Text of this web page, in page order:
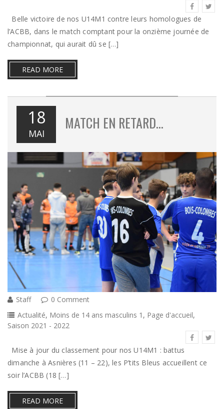
Belle victoire de nos U14M1 contre leurs homologues de
l’ACBB, dans le match comptant pour la onzième journée de
championnat, qui aurait dû se […]
READ MORE
18
MAI
MATCH EN RETARD…
Staff
0 Comment
Actualité, Moins de 14 ans masculins 1 , Page d'accueil,
Saison 2021 - 2022
Mise à jour du classement pour nos U14M1 : battus
dimanche à Asnières (11 – 22), les P’tits Bleus accueillent ce
soir l’ACBB (18 […]
READ MORE